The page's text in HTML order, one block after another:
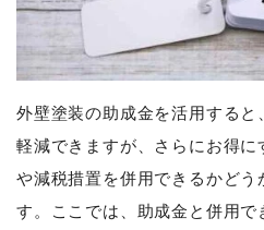
外壁塗装の助成金を活用する
軽減できますが、さらにお得
や減税措置を併用できるかど
す。ここでは、助成金と併用